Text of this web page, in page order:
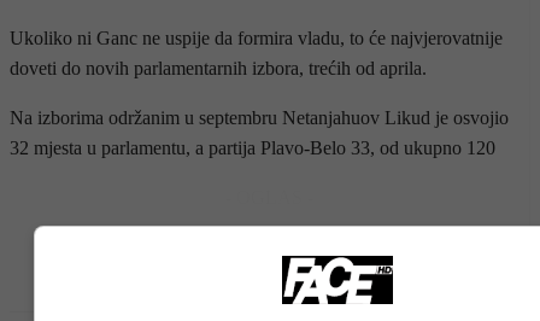
Ukoliko ni Ganc ne uspije da formira vladu, to će najvjerovatnije
doveti do novih parlamentarnih izbora, trećih od aprila.
Na izborima održanim u septembru Netanjahuov Likud je osvojio
32 mjesta u parlamentu, a partija Plavo-Belo 33, od ukupno 120